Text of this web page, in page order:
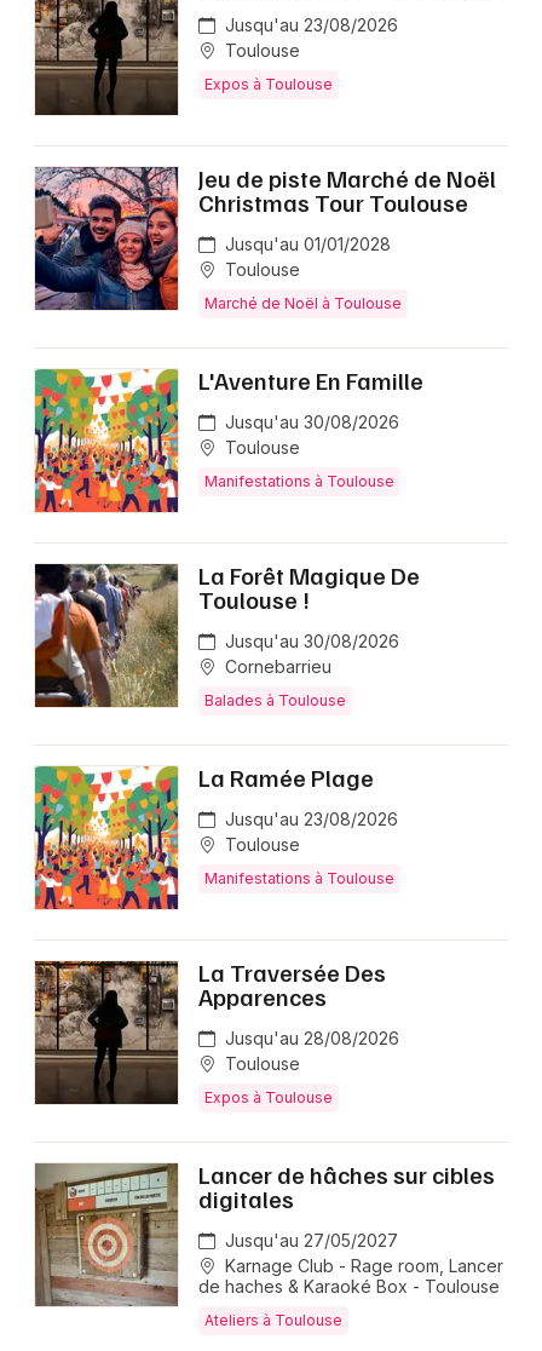
Jusqu'au 23/08/2026
Toulouse
Expos à Toulouse
Jeu de piste Marché de Noël
Christmas Tour Toulouse
Jusqu'au 01/01/2028
Toulouse
Marché de Noël à Toulouse
L'Aventure En Famille
Jusqu'au 30/08/2026
Toulouse
Manifestations à Toulouse
La Forêt Magique De
Toulouse !
Jusqu'au 30/08/2026
Cornebarrieu
Balades à Toulouse
La Ramée Plage
Jusqu'au 23/08/2026
Toulouse
Manifestations à Toulouse
La Traversée Des
Apparences
Jusqu'au 28/08/2026
Toulouse
Expos à Toulouse
Lancer de hâches sur cibles
digitales
Jusqu'au 27/05/2027
Karnage Club - Rage room, Lancer
de haches & Karaoké Box - Toulouse
Ateliers à Toulouse